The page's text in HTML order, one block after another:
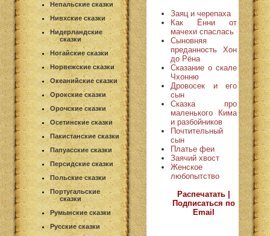
Непальские сказки
Нивхские сказки
Нидерландские
сказки
Ногайские сказки
Норвежские сказки
Океанийские сказки
Орокские сказки
Орочские сказки
Осетинские сказки
Пакистанские сказки
Папуасские сказки
Персидские сказки
Польские сказки
Португальские
сказки
Румынские сказки
Русские сказки
Заяц и черепаха
Как Ённи от
мачехи спаслась
Сыновняя
преданность Хон
до Рёна
Сказание о скале
Чхонню
Дровосек и его
сын
Сказка про
маленького Кима
и разбойников
Почтительный
сын
Платье феи
Заячий хвост
Женское
любопытство
Распечатать |
Подписаться по
Email